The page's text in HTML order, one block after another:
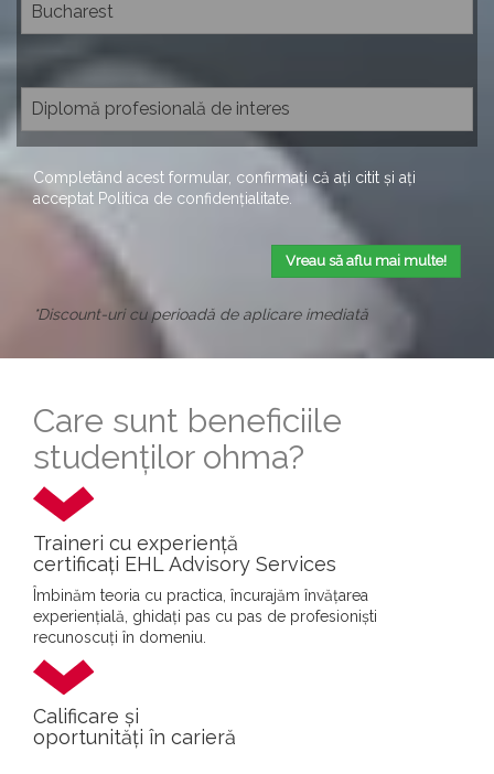
Completând acest formular, confirmați că ați citit și ați
acceptat Politica de confidențialitate
Vreau să aflu mai multe!
*Discount-uri cu perioadă de aplicare imediată
Care sunt beneficiile
studenților ohma?
Traineri cu experiență
certificați EHL Advisory Services
Îmbinăm teoria cu practica, încurajăm învățarea
experiențială, ghidați pas cu pas de profesioniști
recunoscuți în domeniu.
Calificare și
oportunități în carieră